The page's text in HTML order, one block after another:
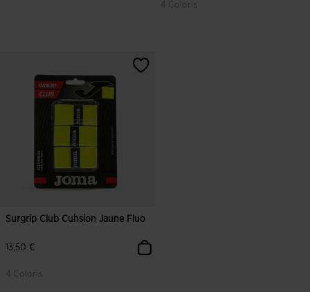
4 Coloris
Surgrip Club Cuhsion Jaune Fluo
13,50 €
4 Coloris